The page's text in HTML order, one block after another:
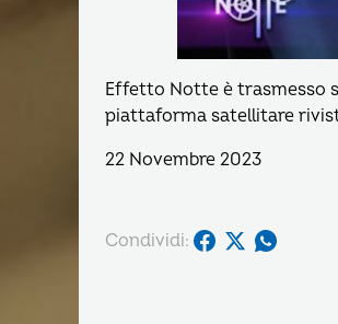
Effetto Notte è trasmesso
piattaforma satellitare
22 Novembre 2023
Condividi: